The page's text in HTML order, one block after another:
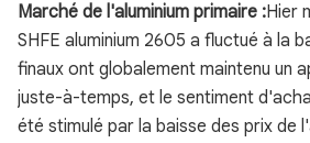
Marché de l'aluminium primaire :Hier
SHFE aluminium 2605 a fluctué à la
finaux ont globalement maintenu un
juste-à-temps, et le sentiment
été stimulé par la baisse des prix de